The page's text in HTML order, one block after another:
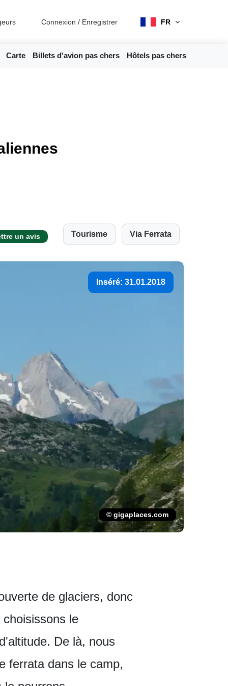
Connexion / Enregistrer FR
Carte Billets d'avion pas chers Hôtels pas chers
un avis Tourisme Via Ferrata
Inséré: 31.01.2018
© gigaplaces.com
de glaciers, donc
le
De là, nous
ferrata dans le camp,